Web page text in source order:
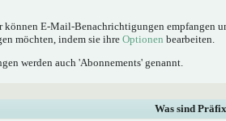
können E-Mail-Benachrichtigungen empfangen
möchten, indem sie ihre Optionen bearbeiten.
werden auch 'Abonnements' genannt.
Was sind